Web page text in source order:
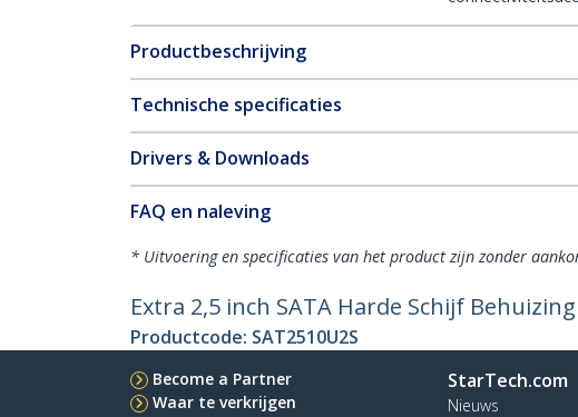
Productbeschrijving
Technische specificaties
Drivers & Downloads
FAQ en naleving
* Uitvoering en specificaties van het product zijn zonder
Extra 2,5 inch SATA Harde Schijf
Productcode: SAT2510U2S
Become a Partner
Waar te verkrijgen
StarTech.com
Nieuws